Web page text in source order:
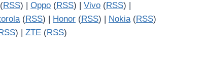
(RSS) | Oppo (RSS) | Vivo (RSS) |
(RSS) | Honor (RSS) | Nokia(RSS)
) | ZTE (RSS)